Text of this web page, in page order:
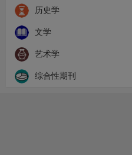
历史学
文学
艺术学
综合性期刊